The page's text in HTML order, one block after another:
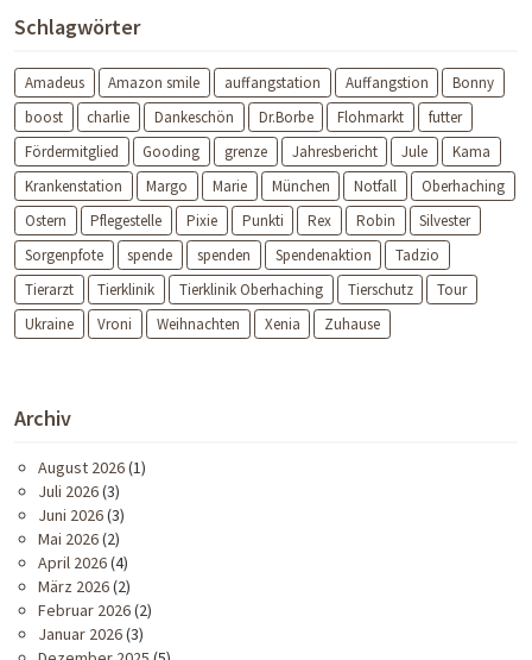
Schlagwörter
Amadeus Amazon smile auffangstation Auffangstion
Bonny
boost
charlie Dankeschön Dr.Borbe Flohmarkt
futter
Fördermitglied
Gooding grenze Jahresbericht Jule
Kama
Krankenstation
Margo Marie München Notfall
Oberhaching
Ostern
Pflegestelle Pixie Punkti Rex Robin
Silvester
Sorgenpfote
spende spenden Spendenaktion
Tadzio
Tierarzt
Tierklinik Tierklinik Oberhaching Tierschutz
Tour
Ukraine
Vroni Weihnachten Xenia Zuhause
Archiv
August 2026(1)
Juli 2026(3)
Juni 2026(3)
Mai 2026(2)
April 2026(4)
März 2026(2)
Februar 2026(2)
Januar 2026(3)